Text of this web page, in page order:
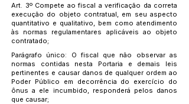
Art. 3º Compete ao fiscal a verificação da correta
execução do objeto contratual, em seu aspecto
quantitativo e qualitativo, bem como atendimento
às normas regulamentares aplicáveis ao objeto
contratado;
Parágrafo único: O fiscal que não observar as
normas contidas nesta Portaria e demais leis
pertinentes e causar danos de qualquer ordem ao
Poder Público em decorrência do exercício do
ônus a ele incumbido, responderá pelos danos
que causar;